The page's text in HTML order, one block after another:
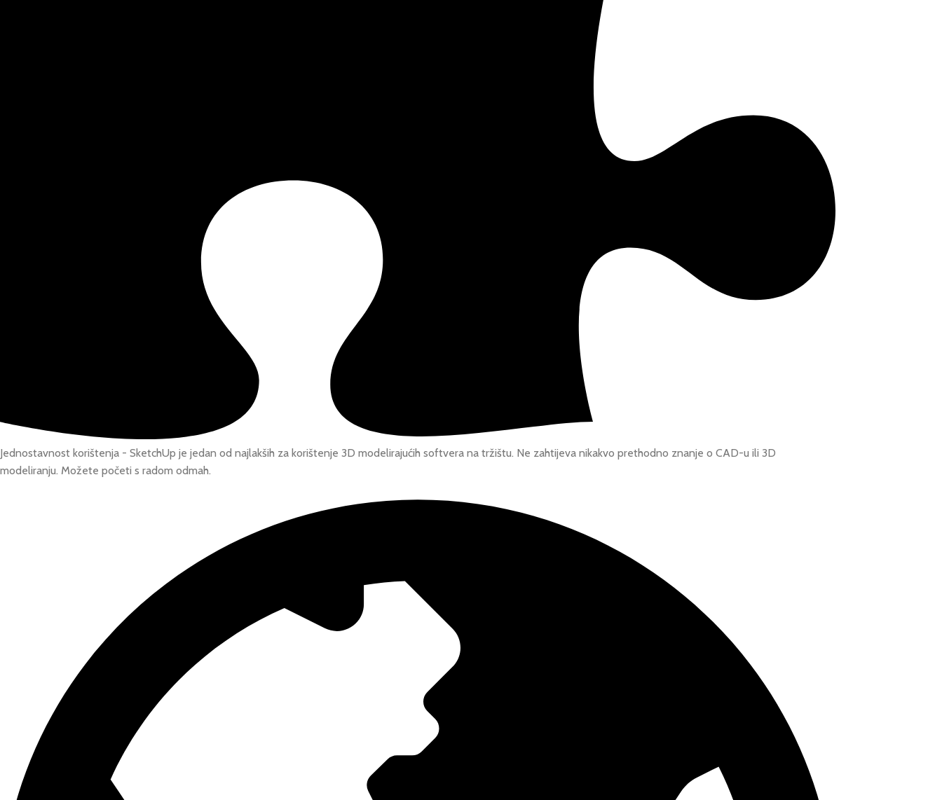
Jednostavnost korištenja - ​SketchUp je jedan od najlakših za korištenje 3D modelirajućih softvera na tržištu. Ne zahtijeva nikakvo prethodno znanje o CAD-u ili 3D
modeliranju. Možete početi s radom odmah.